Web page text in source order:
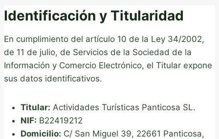
Identificación y Titularidad
En cumplimiento del artículo 10 de la Ley 34/2002,
de 11 de julio, de Servicios de la Sociedad de la
Información y Comercio Electrónico, el Titular expone
sus datos identificativos.
Titular: Actividades Turísticas Panticosa SL.
NIF: B22419212
Domicilio: C/ San Miguel 39, 22661 Panticosa,